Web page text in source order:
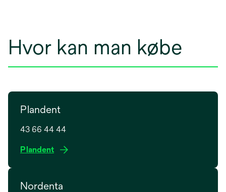
Hvor kan man købe
Plandent
43 66 44 44
Plandento
n
Nordenta